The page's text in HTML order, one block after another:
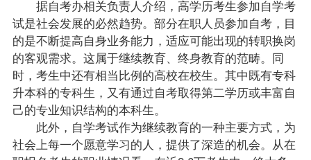
据自考办相关负责人介绍，高学历考生参加自学考
试是社会发展的必然趋势。部分在职人员参加自考，目
的是不断提高自身业务能力，适应可能出现的转职换岗
的客观需求。这属于继续教育、终身教育的范畴。同
时，考生中还有相当比例的高校在校生。其中既有专科
升本科的专科生，又有通过自考取得第二学历或丰富自
己的专业知识结构的本科生。
此外，自学考试作为继续教育的一种主要方式，为
社会上每一个愿意学习的人，提供了深造的机会。从在